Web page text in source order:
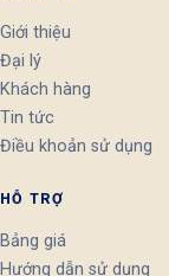
Giới thiệu
Đại lý
Khách hàng
Tin tức
Điều khoản sử dụng
HỖ TRỢ
Bảng giá
Hướng dẫn sử dụng